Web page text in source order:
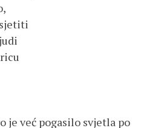
je već pogasilo svjetla po